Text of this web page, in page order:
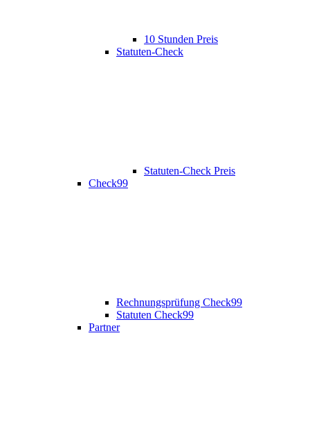
10 Stunden Preis
Statuten-Check
Statuten-Check Preis
Check99
Rechnungsprüfung Check99
Statuten Check99
Partner